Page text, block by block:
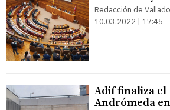
Redacción de
10.03.2022 | 17:45
Adif finaliza el
Andrómeda